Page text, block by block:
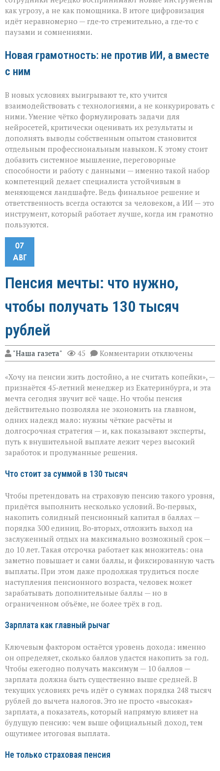
как угрозу, а не как помощника. В итоге цифровизация
идёт неравномерно — где‑то стремительно, а где‑то с
паузами и сомнениями.
Новая грамотность: не против ИИ, а вместе
с ним
В новых условиях выигрывают те, кто учится
взаимодействовать с технологиями, а не конкурировать с
ними. Умение чётко формулировать задачи для
нейросетей, критически оценивать их результаты и
дополнять выводы собственным опытом становится
отдельным профессиональным навыком. К этому стоит
добавить системное мышление, переговорные
способности и работу с данными — именно такой набор
компетенций делает специалиста устойчивым в
меняющемся ландшафте. Ведь финальное решение и
ответственность всегда остаются за человеком, а ИИ — это
инструмент, который работает лучше, когда им грамотно
пользуются.
07
АВГ
Пенсия мечты: что нужно,
чтобы получать 130 тысяч
рублей
"Наша газета" 45 Комментарии к
записи
мечты:
что
нужно,
чтобы
получать
130
тысяч
рублей
отключены
«Хочу на пенсии жить достойно, а не считать копейки», —
признаётся 45‑летний менеджер из Екатеринбурга, и эта
мечта сегодня звучит всё чаще. Но чтобы пенсия
действительно позволяла не экономить на главном,
одних надежд мало: нужны чёткие расчёты и
долгосрочная стратегия — и, как показывают эксперты,
путь к внушительной выплате лежит через высокий
заработок и продуманные решения.
Что стоит за суммой в 130 тысяч
Чтобы претендовать на страховую пенсию такого уровня,
придётся выполнить несколько условий. Во‑первых,
накопить солидный пенсионный капитал в баллах —
порядка 300 единиц. Во‑вторых, отложить выход на
заслуженный отдых на максимально возможный срок —
до 10 лет. Такая отсрочка работает как множитель: она
заметно повышает и сами баллы, и фиксированную часть
выплаты. При этом даже продолжая трудиться после
наступления пенсионного возраста, человек может
зарабатывать дополнительные баллы — но в
ограниченном объёме, не более трёх в год.
Зарплата как главный рычаг
Ключевым фактором остаётся уровень дохода: именно
он определяет, сколько баллов удастся накопить за год.
Чтобы ежегодно получать максимум — 10 баллов —
зарплата должна быть существенно выше средней. В
текущих условиях речь идёт о суммах порядка 248 тысяч
рублей до вычета налогов. Это не просто «высокая»
зарплата, а показатель, который напрямую влияет на
будущую пенсию: чем выше официальный доход, тем
ощутимее итоговая выплата.
Не только страховая пенсия